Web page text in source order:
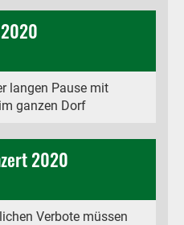
langen Pause mit
ganzen Dorf
2020
Verbote müssen